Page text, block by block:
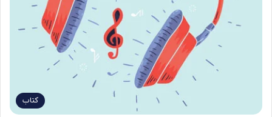
کتاب